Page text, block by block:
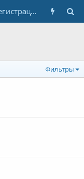
Регистрация
Фильтры